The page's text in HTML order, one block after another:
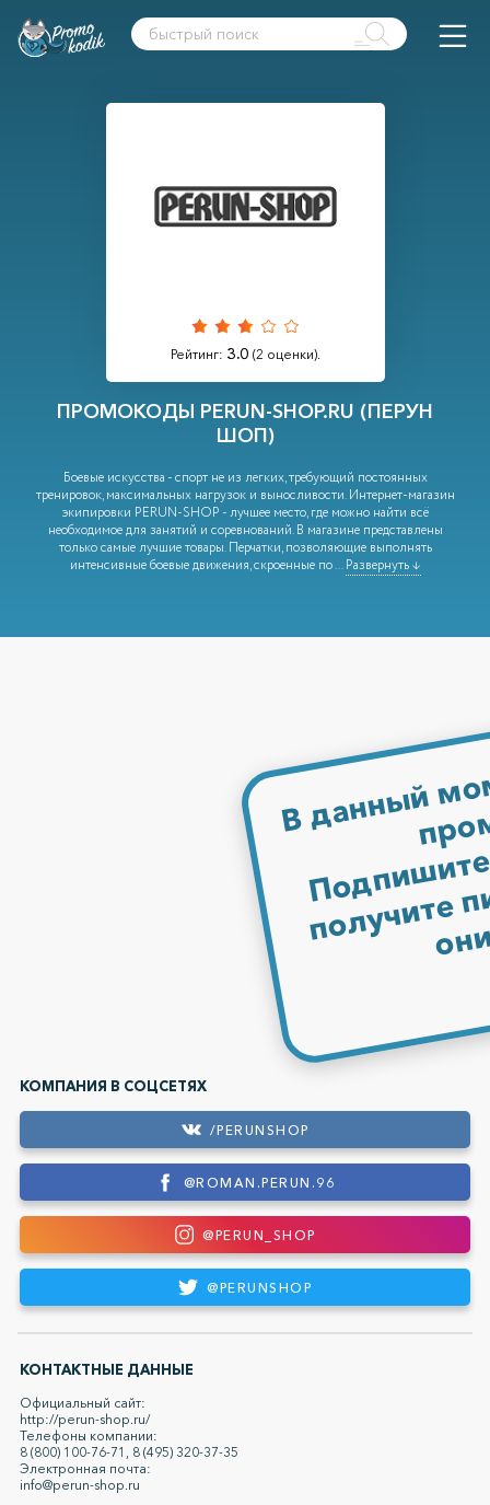
Рейтинг: 3.0 (2 оценки).
ПРОМОКОДЫ PERUN-SHOP.RU (ПЕРУН
ШОП)
Боевые искусства - спорт не из легких, требующий постоянных
тренировок, максимальных нагрузок и выносливости. Интернет-магазин
экипировки PERUN-SHOP - лучшее место, где можно найти всё
необходимое для занятий и соревнований. В магазине представлены
только самые лучшие товары. Перчатки, позволяющие выполнять
интенсивные боевые движения, скроенные по...Развернуть ↓
КОМПАНИЯ В СОЦСЕТЯХ
/PERUNSHOP
@ROMAN.PERUN.96
@PERUN_SHOP
@PERUNSHOP
КОНТАКТНЫЕ ДАННЫЕ
Официальный сайт:
http://perun-shop.ru/
Телефоны компании:
8 (800) 100-76-71, 8 (495) 320-37-35
Электронная почта:
info@perun-shop.ru